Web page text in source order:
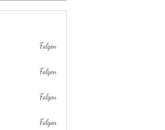
Folgen
Folgen
Folgen
Folgen